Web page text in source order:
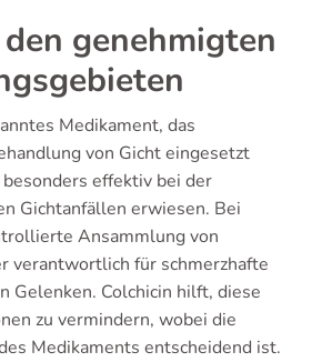
genehmigten
Medikament, das
von Gicht eingesetzt
effektiv bei der
Gichtanfällen erwiesen. Bei
Ansammlung von
verantwortlich für schmerzhafte
Gelenken. Colchicin hilft, diese
zu vermindern, wobei die
Medikaments entscheidend ist.